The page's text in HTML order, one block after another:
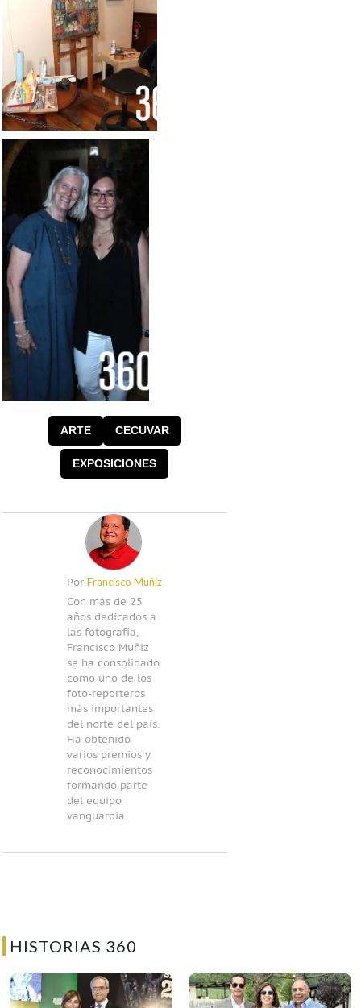
Muñiz
Foto: Francisco
Muñiz
ARTE CECUVAR
EXPOSICIONES
PorFrancisco Muñiz
Con más de 25
años dedicados a
las fotografía,
Francisco Muñiz
se ha consolidado
como uno de los
foto-reporteros
más importantes
del norte del país.
Ha obtenido
varios premios y
reconocimientos
formando parte
del equipo
vanguardia.
HISTORIAS 360